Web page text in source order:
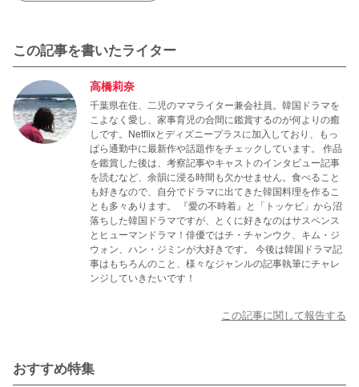
この記事を書いたライター
高橋莉奈
千葉県在住、二児のママライター兼会社員。韓国ドラマを
こよなく愛し、家事育児の合間に鑑賞するのが何よりの癒
しです。Netflixとディズニープラスに加入しており、もっ
ぱら通勤中に最新作や話題作をチェックしています。 作品
を鑑賞した後は、考察記事やキャストのインタビュー記事
を読むなど、余韻に浸る時間も欠かせません。食べること
も好きなので、自分でドラマに出てきた韓国料理を作るこ
とも多々あります。 『愛の不時着』と「トッケビ」から沼
落ちした韓国ドラマですが、とくに好きなのはサスペンス
とヒューマンドラマ！俳優ではチ・チャンウク、キム・ジ
ウォン、ハン・ジミンが大好きです。 今後は韓国ドラマ記
事はもちろんのこと、様々なジャンルの記事執筆にチャレ
ンジしていきたいです！
この記事に関して報告する
おすすめ特集